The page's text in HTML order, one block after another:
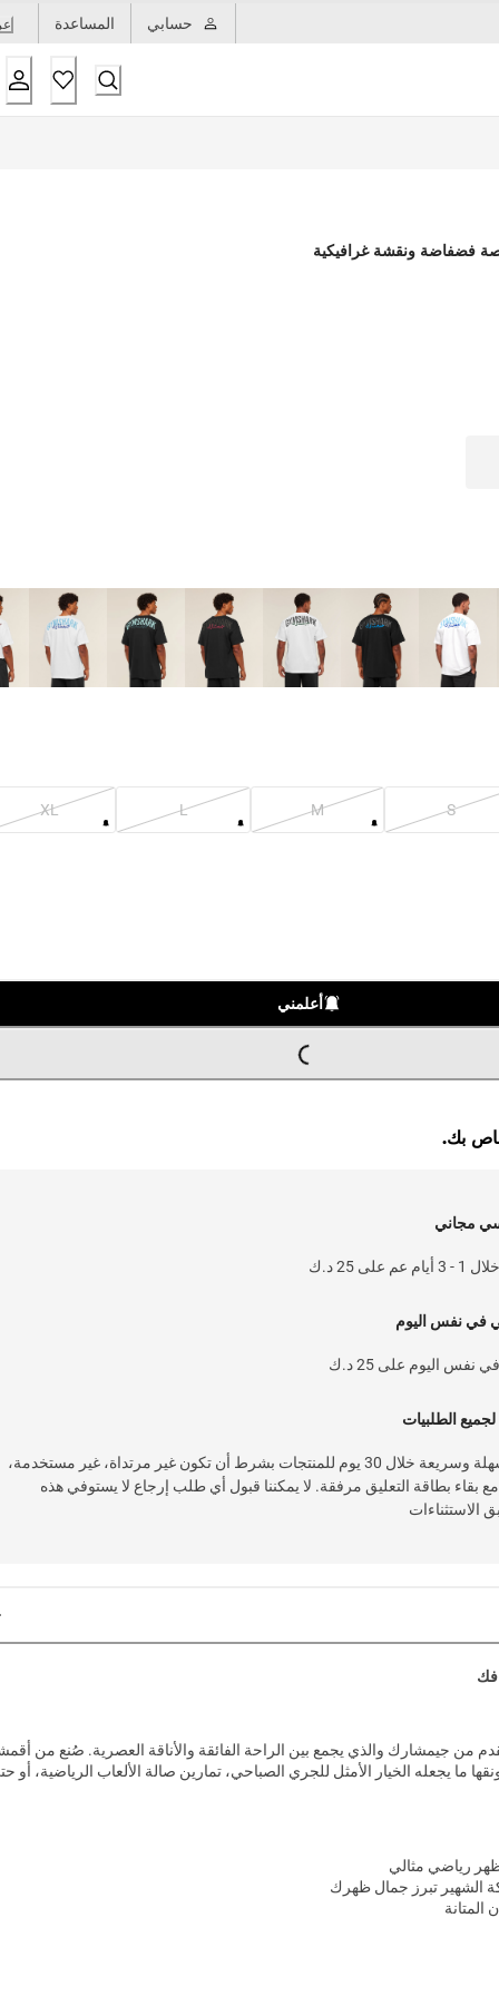
حسابي المساعدة
فضفاضة ونقشة غرافيكية
S
M
L
XL
أعلمني
G
.
بك.
مجاني
25 د.ك
في نفس اليوم
اليوم على 25 د.ك
الطلبيات
خدمة إرجاع سهلة وسريعة خلال 30 يوم للمنتجات بشرط أن تكون غير مرتداة، غير مستخدمة،
بقاء بطاقة التعليق مرفقة. لا يمكننا قبول أي طلب إرجاع لا يستوفي هذه
الاستثناءات
من جيمشارك والذي يجمع بين الراحة الفائقة والأناقة العصرية. صُنع من
ما يجعله الخيار الأمثل للجري الصباحي، تمارين صالة الألعاب الرياضية، أو
رياضي مثالي
الشهير تبرز جمال ظهرك